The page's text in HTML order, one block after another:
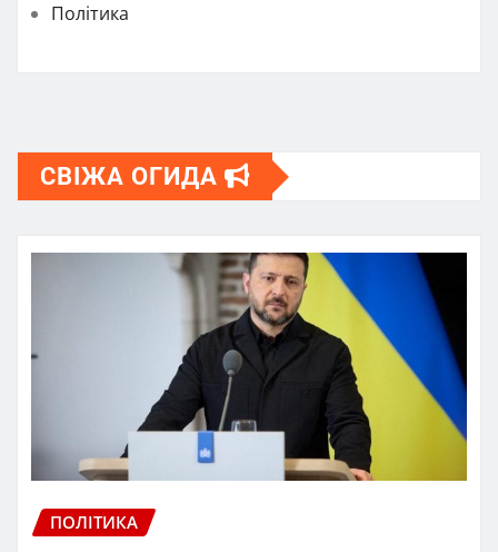
Політика
СВІЖА ОГИДА
ПОЛІТИКА